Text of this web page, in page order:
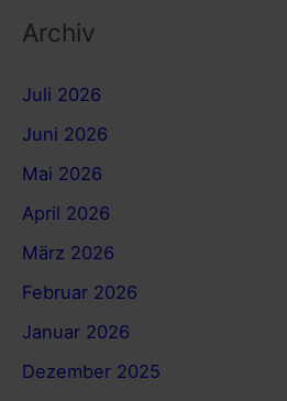
Archiv
Juli 2026
Juni 2026
Mai 2026
April 2026
März 2026
Februar 2026
Januar 2026
Dezember 2025